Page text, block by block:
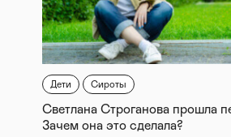
Дети Сироты
Светлана Строганова прошла
Зачем она это сделала?